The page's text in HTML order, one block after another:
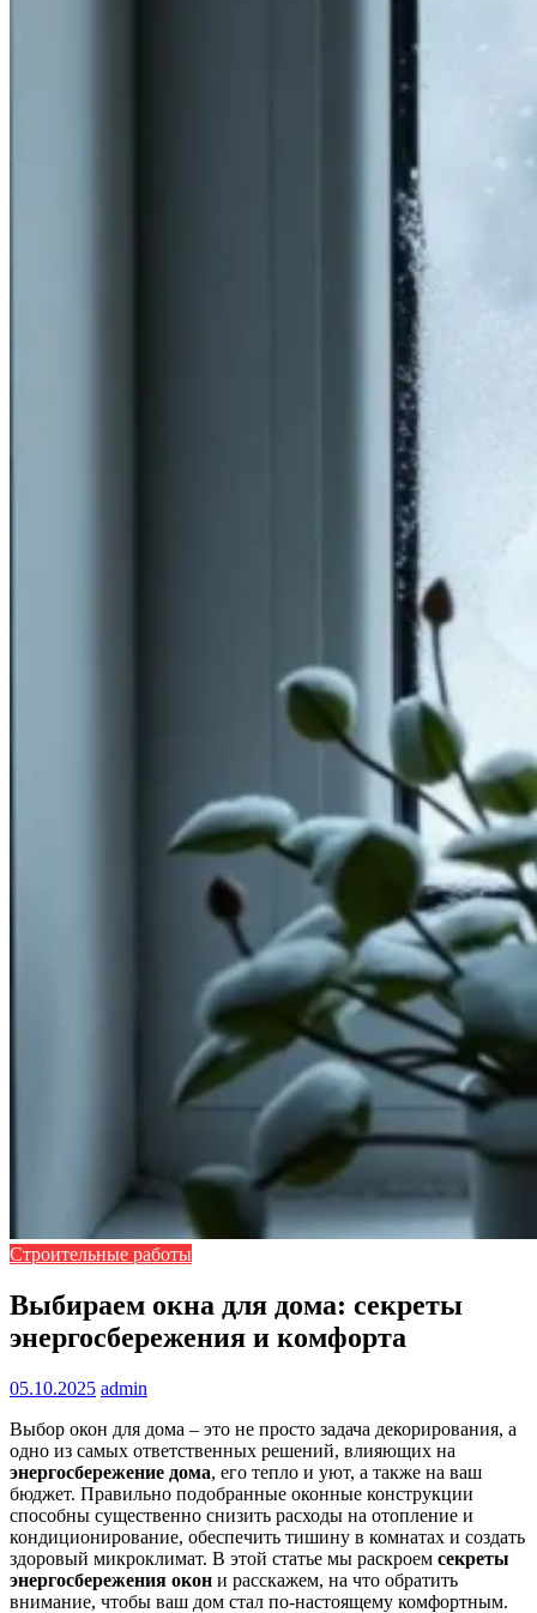
Строительные работы
Выбираем окна для дома: секреты
энергосбережения и комфорта
05.10.2025 admin
Выбор окон для дома – это не просто задача декорирования, а
одно из самых ответственных решений, влияющих на
энергосбережение дома, его тепло и уют, а также на ваш
бюджет. Правильно подобранные оконные конструкции
способны существенно снизить расходы на отопление и
кондиционирование, обеспечить тишину в комнатах и создать
здоровый микроклимат. В этой статье мы раскроем секреты
энергосбережения окон и расскажем, на что обратить
внимание, чтобы ваш дом стал по-настоящему комфортным.